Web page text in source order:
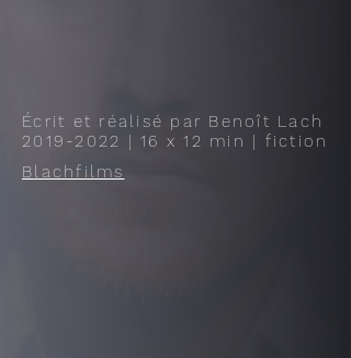
Écrit et réalisé par Benoît Lach
​2019-2022 | 16 x 12 min | fiction
Blachfilms